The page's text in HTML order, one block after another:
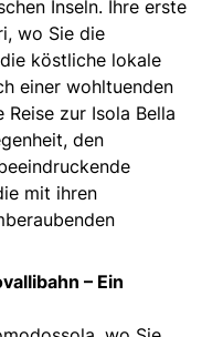
Inseln. Ihre erste
wo Sie die
köstliche lokale
einer wohltuenden
zur Isola Bella
den
mit ihren
– Ein